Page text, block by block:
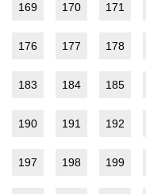
169 170 171
176 177 178
183 184 185
190 191 192
197 198 199